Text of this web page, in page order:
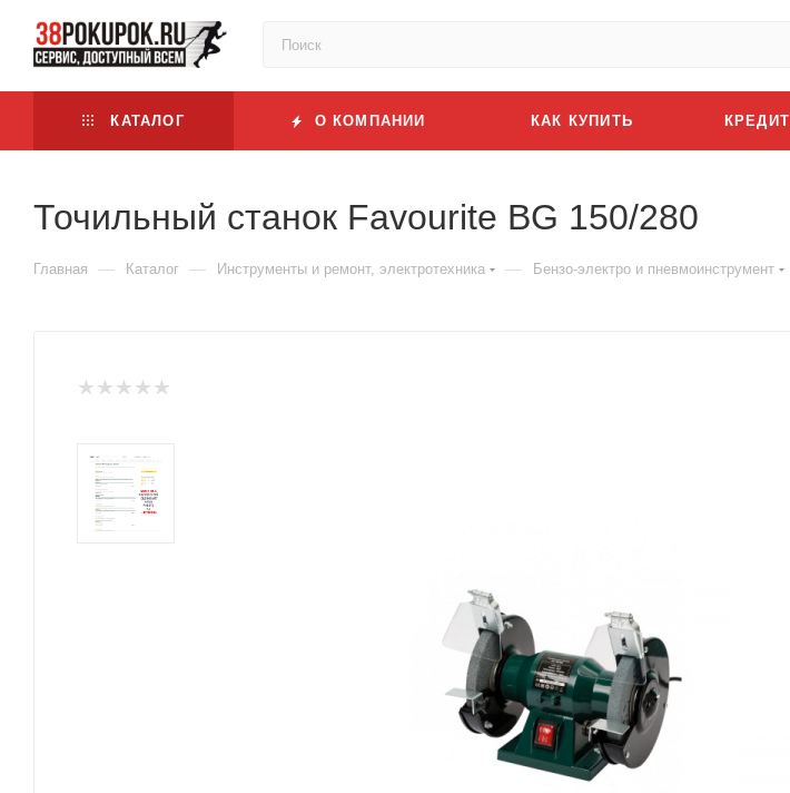
КАТАЛОГ О КОМПАНИИ КАК КУПИТЬ КРЕДИТ
Точильный станок Favourite BG 150/280
Главная — Каталог — Инструменты и ремонт, электротехника — Бензо-электро и пневмоинструмент